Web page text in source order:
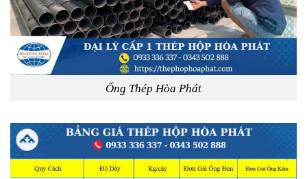
Ống Thép Hòa Phát